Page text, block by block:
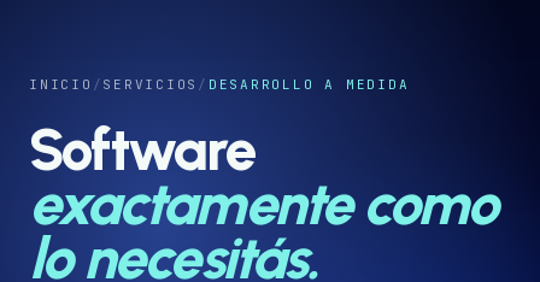
Industrias →
Desarrollos →
INICIO / SERVICIOS / DESARROLLO A MEDIDA
Software
exactamente como
lo necesitás.